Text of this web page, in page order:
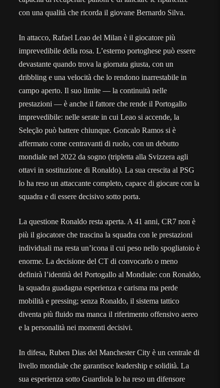
con una qualità che ricorda il giovane Bernardo Silva.
In attacco, Rafael Leao del Milan è il giocatore più
imprevedibile della rosa. L’esterno portoghese può essere
devastante quando trova la giornata giusta, con un
dribbling e una velocità che lo rendono inarrestabile in
campo aperto. Il suo limite — la continuità nelle
prestazioni — è anche il fattore che rende il Portogallo
imprevedibile: nelle serate in cui Leao si accende, la
Seleção può battere chiunque. Goncalo Ramos si è
affermato come centravanti di ruolo, con un debutto
mondiale nel 2022 da sogno (tripletta alla Svizzera agli
ottavi in sostituzione di Ronaldo). La sua crescita al PSG
lo ha reso un attaccante completo, capace di giocare con la
squadra e di essere decisivo sotto porta.
La questione Ronaldo resta aperta. A 41 anni, CR7 non è
più il giocatore che trascina la squadra con le prestazioni
individuali ma resta un’icona il cui peso nello spogliatoio è
enorme. La decisione del CT di convocarlo o meno
definirà l’identità del Portogallo al Mondiale: con Ronaldo,
la squadra guadagna esperienza e carisma ma perde
mobilità e pressing; senza Ronaldo, il sistema tattico
diventa più fluido ma manca il riferimento offensivo aereo
e la personalità nei momenti decisivi.
In difesa, Ruben Dias del Manchester City è un centrale di
livello mondiale che garantisce leadership e solidità. La
sua esperienza sotto Guardiola lo ha reso un difensore